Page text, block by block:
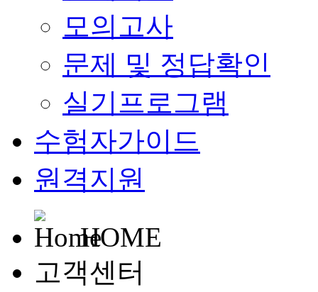
모의고사
문제 및 정답확인
실기프로그램
수험자가이드
원격지원
HOME
고객센터